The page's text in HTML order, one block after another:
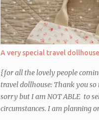
A very special travel dollhouse
{for all the lovely people
travel dollhouse: Thank you
sorry but I am NOT ABLE to
circumstances. I am planning